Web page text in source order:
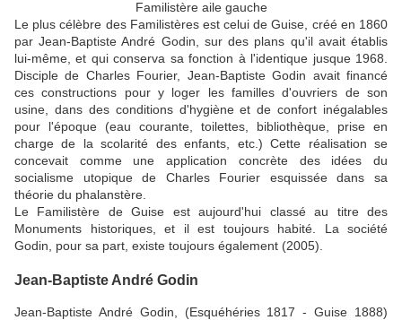
Familistère aile gauche
Le plus célèbre des Familistères est celui de Guise, créé en 1860
par Jean-Baptiste André Godin, sur des plans qu'il avait établis
lui-même, et qui conserva sa fonction à l'identique jusque 1968.
Disciple de Charles Fourier, Jean-Baptiste Godin avait financé
ces constructions pour y loger les familles d'ouvriers de son
usine, dans des conditions d'hygiène et de confort inégalables
pour l'époque (eau courante, toilettes, bibliothèque, prise en
charge de la scolarité des enfants, etc.) Cette réalisation se
concevait comme une application concrète des idées du
socialisme utopique de Charles Fourier esquissée dans sa
théorie du phalanstère.
Le Familistère de Guise est aujourd'hui classé au titre des
Monuments historiques, et il est toujours habité. La société
Godin, pour sa part, existe toujours également (2005).
Jean-Baptiste André Godin
Jean-Baptiste André Godin, (Esquéhéries 1817 - Guise 1888)